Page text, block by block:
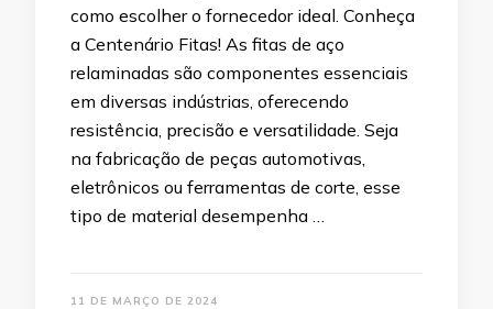
como escolher o fornecedor ideal. Conheça
a Centenário Fitas! As fitas de aço
relaminadas são componentes essenciais
em diversas indústrias, oferecendo
resistência, precisão e versatilidade. Seja
na fabricação de peças automotivas,
eletrônicos ou ferramentas de corte, esse
tipo de material desempenha …
11 DE MARÇO DE 2024